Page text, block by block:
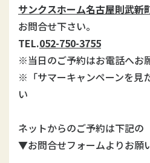
サンクスホーム名古屋則武新
お問合せ下さい。
TEL.052-750-3755
※当日のご予約はお電話へお
※「サマーキャンペーンを見
い
ネットからのご予約は下記の
▼お問合せフォームよりお願